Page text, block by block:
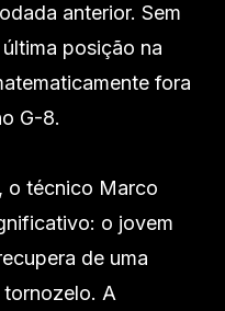
anterior. Sem
posição na
fora
G-8.
o técnico Marco
o jovem
de uma
A